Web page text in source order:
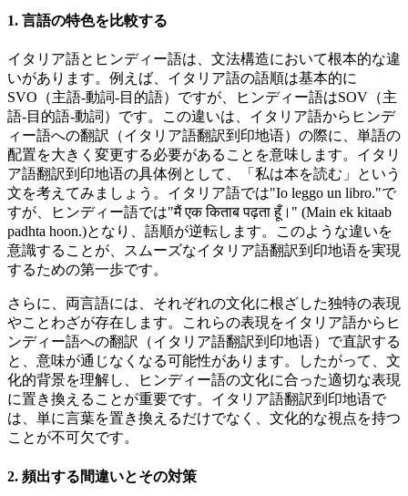
1. 言語の特色を比較する
イタリア語とヒンディー語は、文法構造において根本的な違
いがあります。例えば、イタリア語の語順は基本的に
SVO（主語-動詞-目的語）ですが、ヒンディー語はSOV（主
語-目的語-動詞）です。この違いは、イタリア語からヒンデ
ィー語への翻訳（イタリア語翻訳到印地语）の際に、単語の
配置を大きく変更する必要があることを意味します。イタリ
ア語翻訳到印地语の具体例として、「私は本を読む」という
文を考えてみましょう。イタリア語では"Io leggo un libro."で
すが、ヒンディー語では"मैं एक किताब पढ़ता हूँ।" (Main ek kitaab
padhta hoon.)となり、語順が逆転します。このような違いを
意識することが、スムーズなイタリア語翻訳到印地语を実現
するための第一歩です。
さらに、両言語には、それぞれの文化に根ざした独特の表現
やことわざが存在します。これらの表現をイタリア語からヒ
ンディー語への翻訳（イタリア語翻訳到印地语）で直訳する
と、意味が通じなくなる可能性があります。したがって、文
化的背景を理解し、ヒンディー語の文化に合った適切な表現
に置き換えることが重要です。イタリア語翻訳到印地语で
は、単に言葉を置き換えるだけでなく、文化的な視点を持つ
ことが不可欠です。
2. 頻出する間違いとその対策